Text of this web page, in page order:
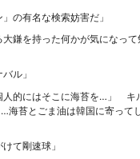
」の有名な検索妨害だ 」
大鎌を持った何かが気になって
バル 」
人的にはそこに海苔を…」 キ
海苔とごま油は韓国に寄って
けて剛速球 」